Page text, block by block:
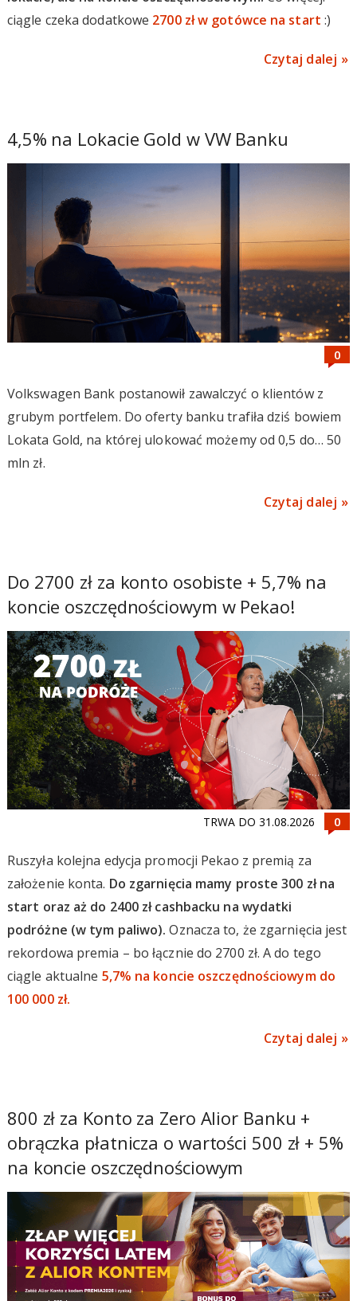
ciągle czeka dodatkowe 2700 zł w gotówce na start :)
Czytaj dalej
4,5% na Lokacie Gold w VW Banku
Volkswagen Bank postanowił zawalczyć o klientów z
grubym portfelem. Do oferty banku trafiła dziś bowiem
Lokata Gold, na której ulokować możemy od 0,5 do… 50
mln zł.
Czytaj dalej
Do 2700 zł za konto osobiste + 5,7% na
koncie oszczędnościowym w Pekao!
TRWA DO 31.08.2026
Ruszyła kolejna edycja promocji Pekao z premią za
założenie konta. Do zgarnięcia mamy proste 300 zł na
start oraz aż do 2400 zł cashbacku na wydatki
podróżne (w tym paliwo). Oznacza to, że zgarnięcia jest
rekordowa premia – bo łącznie do 2700 zł. A do tego
ciągle aktualne 5,7% na koncie oszczędnościowym do
100 000 zł.
Czytaj dalej
800 zł za Konto za Zero Alior Banku +
obrączka płatnicza o wartości 500 zł + 5%
na koncie oszczędnościowym